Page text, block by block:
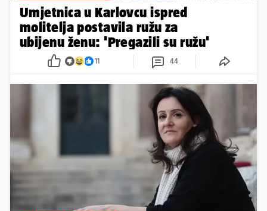
Umjetnica u Karlovcu ispred
molitelja postavila ružu za
ubijenu ženu: 'Pregazili su ružu'
11 44